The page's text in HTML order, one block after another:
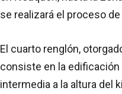
se realizará el proceso
El cuarto renglón,
consiste en la
intermedia a la altura del